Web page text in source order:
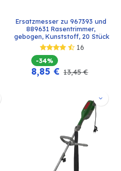
Ersatzmesser zu 967393 und
889631 Rasentrimmer,
gebogen, Kunststoff, 20 Stück
16
-34%
8,85 € 13,45€